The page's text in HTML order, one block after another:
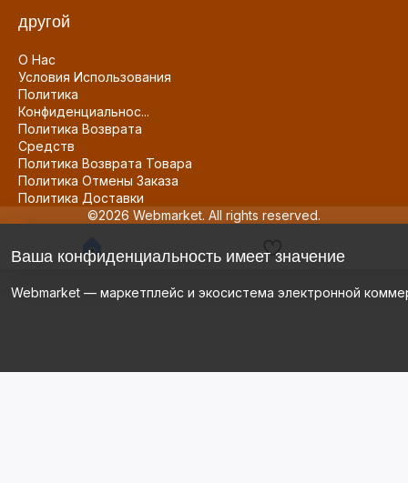
другой
О Нас
Условия Использования
Политика
Конфиденциальнос...
Политика Возврата
Средств
Политика Возврата Товара
Политика Отмены Заказа
Политика Доставки
©2026 Webmarket. All rights reserved.
Ваша конфиденциальность имеет значение
Webmarket — маркетплейс и экосистема электронной